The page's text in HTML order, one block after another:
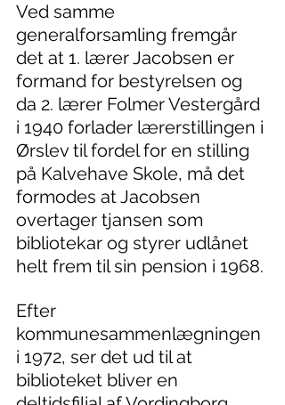
Ved samme
generalforsamling fremgår
det at 1. lærer Jacobsen er
formand for bestyrelsen og
da 2. lærer Folmer Vestergård
i 1940 forlader lærerstillingen i
Ørslev til fordel for en stilling
på Kalvehave Skole, må det
formodes at Jacobsen
overtager tjansen som
bibliotekar og styrer udlånet
helt frem til sin pension i 1968.
Efter
kommunesammenlægningen
i 1972, ser det ud til at
biblioteket bliver en